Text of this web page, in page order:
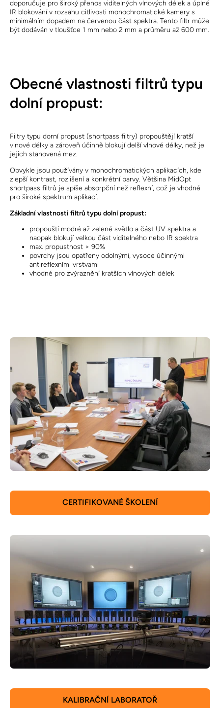
doporučuje pro široký přenos viditelných vlnových délek a úplné
IR blokování v rozsahu citlivosti monochromatické kamery s
minimálním dopadem na červenou část spektra. Tento filtr může
být dodáván v tloušťce 1 mm nebo 2 mm a průměru až 600 mm.
Obecné vlastnosti filtrů typu
dolní propust:
Filtry typu dorní propust (shortpass filtry) propouštějí kratší
vlnové délky a zároveň účinně blokují delší vlnové délky, než je
jejich stanovená mez.
Obvykle jsou používány v monochromatických aplikacích, kde
zlepší kontrast, rozlišení a konkrétní barvy. Většina MidOpt
shortpass filtrů je spíše absorpční než reflexní, což je vhodné
pro široké spektrum aplikací.
Základní vlastnosti filtrů typu dolní propust:
propouští modré až zelené světlo a část UV spektra a
naopak blokují velkou část viditelného nebo IR spektra
max. propustnost > 90%
povrchy jsou opatřeny odolnými, vysoce účinnými
antireflexními vrstvami
vhodné pro zvýraznění kratších vlnových délek
CERTIFIKOVANÉ ŠKOLENÍ
KALIBRAČNÍ LABORATOŘ